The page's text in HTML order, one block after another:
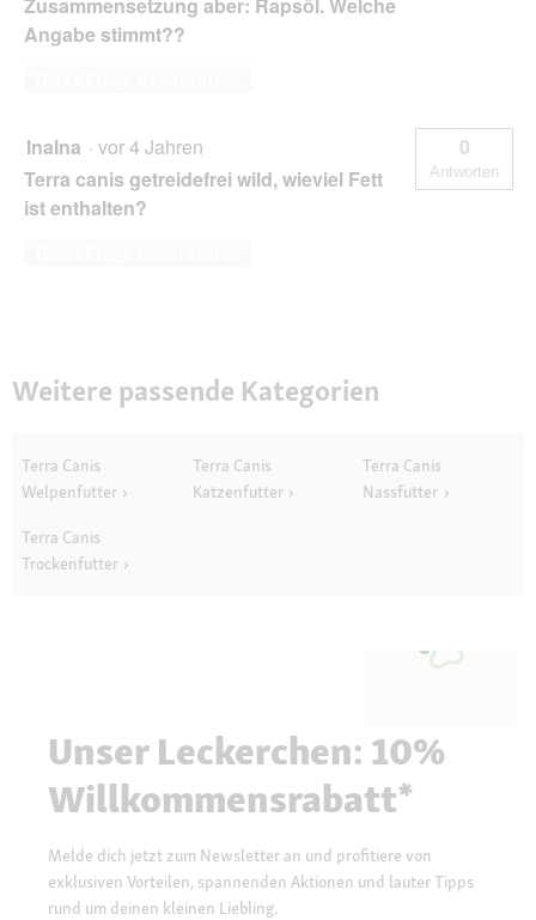
Zusammensetzung aber: Rapsöl. Welche
Angabe stimmt??
InaIna · vor 4 Jahren
Terra canis getreidefrei wild, wieviel Fett
ist enthalten?
0
Antworten
Weitere passende Kategorien
Terra Canis
Welpenfutter
Terra Canis
Katzenfutter
Terra Canis
Nassfutter
Terra Canis
Trockenfutter
Unser Leckerchen: 10%
Willkommensrabatt*
Melde dich jetzt zum Newsletter an und profitiere von
exklusiven Vorteilen, spannenden Aktionen und lauter Tipps
rund um deinen kleinen Liebling.